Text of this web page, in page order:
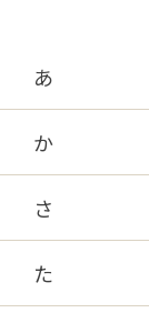
あ
か
さ
た